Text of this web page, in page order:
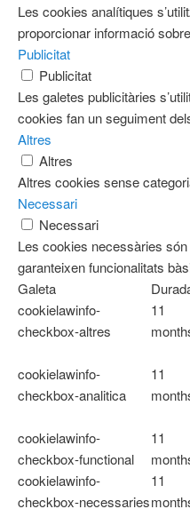
Les cookies analítiques
proporcionar informació
Publicitat
Publicitat
Les galetes publicitàries
cookies fan un seguiment
Altres
Altres
Altres cookies sense
Necessari
Necessari
Les cookies necessàries
garanteixen funcionalitats
Galeta
cookielawinfo-
checkbox-altres
11
cookielawinfo-
checkbox-analitica
11
cookielawinfo-
checkbox-functional
11
cookielawinfo-
checkbox-necessaries
11